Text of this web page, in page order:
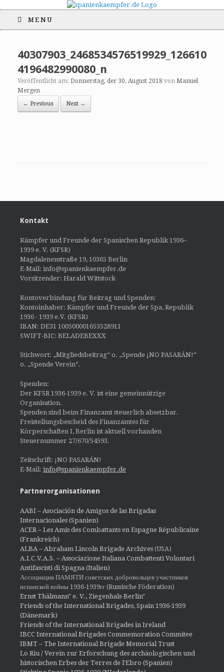
MENU
40307903_2468534576519929_126610
4196482990080_n
Veröffentlicht am: Donnerstag, der 30. August 2018 von Manuel
Mergen
← Previous Next →
Kontakt
Kämpfer und Freunde der Spanischen Republik 1936–
1939 e. V. (KFSR)
Magdalenenstraße 19, 10365 Berlin
E-Mail: info@spanienkaempfer.de
Vorsitzender: Harald Wittstock
Kontoverbindung für Beitrag und Spenden:
Kontoinhaber: Kämpfer und Freunde der Spa, Republik
1936 - 1939 e.V. (KFSR)
IBAN: DE31 100500001653528911
SWIFT-BIC: BELADEBEXXX
Stichwort: „Mitgliedsbeitrag“ o. „Spende ¡NO PASARÁN!“
o. „Spende Verein“.
Spenden:
Der KFSR 1936-1939 e. V. ist eine gemeinnützige
Organisation.
Spenden sind beim Finanzamt steuerlich absetzbar.
Freistellungsbescheid des Finanzamtes für
Körperschaften I, Berlin ist aktuell vorhanden
Steuernummer 27/670/54593.
Zeitschrift: ¡NO PASARÁN!
E-Mail: info@spanienkaempfer.de
Partnerorganisationen
AABI – Asociación de Amigos de las Brigadas
Internacionales (Spanien)
ACER – Les Amis des Combattants en Espagne Républicaine
(Frankreich)
ALBA – Abraham Lincoln Brigade Archives (USA)
A.I.C.V.A.S. – Associazione Italiana Combattenti Volontari
Antifascisti di Spagna (Italien)
Ассоциация ПАМЯТИ советских добровольцев участников
испанской войны 1936-1939гг (Russische Föderation)
Ernst Thälmann" e. V., Ziegenhals-Berlin"
Friends of the International Brigades, Spain 1936-1939
(Dänemark)
Friends of the International Brigades in Ireland
IBCC International Brigades Commemoration Commitee
IBMT – The International Brigade Memorial Trust
Lo Riu / Verein zur Erforschung des archäologischen und
historischen Erbes der Terres de l'Ebro (Spanien)